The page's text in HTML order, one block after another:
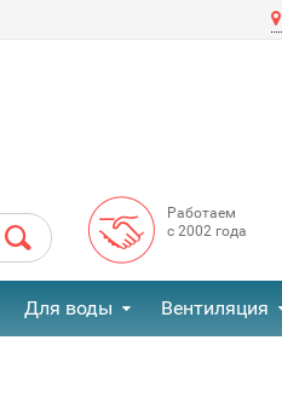
Работаем
с 2002 года
Для воды Вентиляция